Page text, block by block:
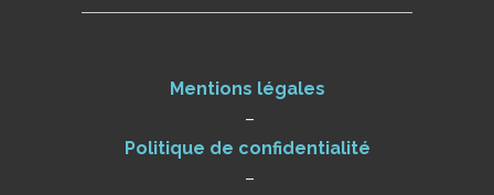
Mentions légales
–
Politique de confidentialité
–